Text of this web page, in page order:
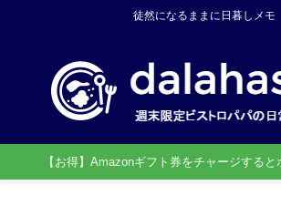
徒然になるままに日暮しメモ
【お得】Amazonギフト券をチャージする